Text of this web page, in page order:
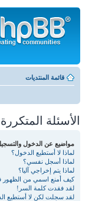
المحتويات
قائمة المنتديات
الأسئلة المتكررة
مواضيع عن الدخول
لماذا لا أستطيع الدخول؟
لماذا أسجل نفسي؟
لماذا يتم إخراجي آليا؟
كيف أمنع اسمي من الظهور
لقد فقدت كلمة السر!
لقد سجلت لكن لا أستطيع